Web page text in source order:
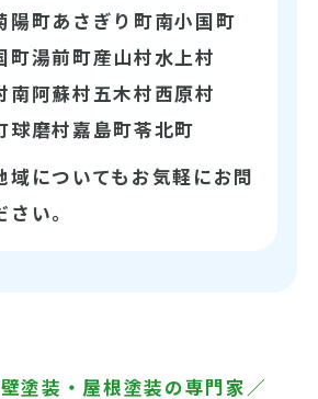
陽町あさぎり町南小国町
町湯前町産山村水上村
南阿蘇村五木村西原村
球磨村嘉島町苓北町
域についてもお気軽にお問
い。
塗装・屋根塗装の専門家／